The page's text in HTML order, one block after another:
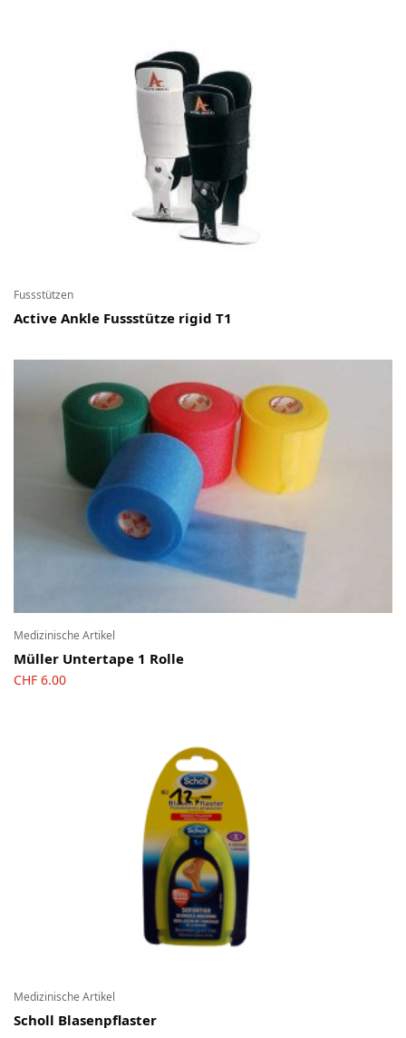
Fussstützen
Active Ankle Fussstütze rigid T1
Medizinische Artikel
Müller Untertape 1 Rolle
CHF 6.00
Medizinische Artikel
Scholl Blasenpflaster